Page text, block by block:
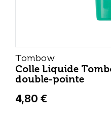
Tombow
Colle Liquide
double-pointe
4,80 €